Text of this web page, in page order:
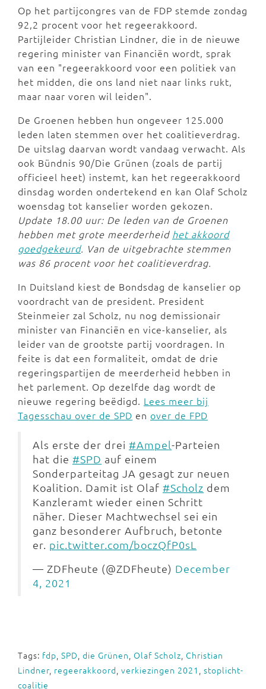
Op het partijcongres van de FDP stemde zondag
92,2 procent voor het regeerakkoord.
Partijleider Christian Lindner, die in de nieuwe
regering minister van Financiën wordt, sprak
van een "regeerakkoord voor een politiek van
het midden, die ons land niet naar links rukt,
maar naar voren wil leiden".
De Groenen hebben hun ongeveer 125.000
leden laten stemmen over het coalitieverdrag.
De uitslag daarvan wordt vandaag verwacht. Als
ook Bündnis 90/Die Grünen (zoals de partij
officieel heet) instemt, kan het regeerakkoord
dinsdag worden ondertekend en kan Olaf Scholz
woensdag tot kanselier worden gekozen.
Update 18.00 uur: De leden van de Groenen
hebben met grote meerderheid het akkoord
goedgekeurd. Van de uitgebrachte stemmen
was 86 procent voor het coalitieverdrag.
In Duitsland kiest de Bondsdag de kanselier op
voordracht van de president. President
Steinmeier zal Scholz, nu nog demissionair
minister van Financiën en vice-kanselier, als
leider van de grootste partij voordragen. In
feite is dat een formaliteit, omdat de drie
regeringspartijen de meerderheid hebben in
het parlement. Op dezelfde dag wordt de
nieuwe regering beëdigd. Lees meer bij
Tagesschau over de SPD en over de FPD
Als erste der drei #Ampel-Parteien
hat die #SPD auf einem
Sonderparteitag JA gesagt zur neuen
Koalition. Damit ist Olaf #Scholz dem
Kanzleramt wieder einen Schritt
näher. Dieser Machtwechsel sei ein
ganz besonderer Aufbruch, betonte
er. pic.twitter.com/boczQfP0sL
— ZDFheute (@ZDFheute) December
4, 2021
Tags: fdp, SPD, die Grünen, Olaf Scholz, Christian
Lindner, regeerakkoord, verkiezingen 2021 , stoplicht-
coalitie